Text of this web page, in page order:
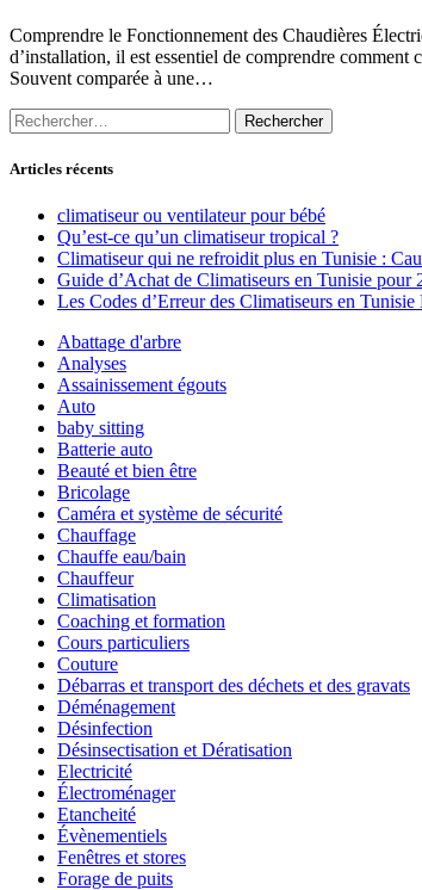
Comprendre le Fonctionnement des Chaudières
d’installation, il est essentiel de comprendre
Souvent comparée à une…
Rechercher :
Articles récents
climatiseur ou ventilateur pour bébé
Qu’est-ce qu’un climatiseur tropical ?
Climatiseur qui ne refroidit plus en Tunisie :
Guide d’Achat de Climatiseurs en Tunisie pour
Les Codes d’Erreur des Climatiseurs en
Abattage d'arbre
Analyses
Assainissement égouts
Auto
baby sitting
Batterie auto
Beauté et bien être
Bricolage
Caméra et système de sécurité
Chauffage
Chauffe eau/bain
Chauffeur
Climatisation
Coaching et formation
Cours particuliers
Couture
Débarras et transport des déchets et des gravats
Déménagement
Désinfection
Désinsectisation et Dératisation
Electricité
Électroménager
Etancheité
Évènementiels
Fenêtres et stores
Forage de puits